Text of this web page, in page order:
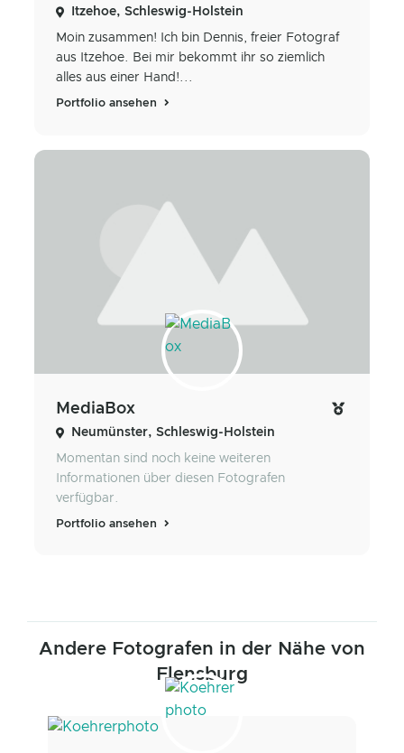
Itzehoe, Schleswig-Holstein
Moin zusammen! Ich bin Dennis, freier Fotograf
aus Itzehoe. Bei mir bekommt ihr so ziemlich
alles aus einer Hand!...
Portfolio ansehen
MediaBox
Neumünster, Schleswig-Holstein
Momentan sind noch keine weiteren
Informationen über diesen Fotografen
verfügbar.
Portfolio ansehen
Andere Fotografen in der Nähe von
Flensburg